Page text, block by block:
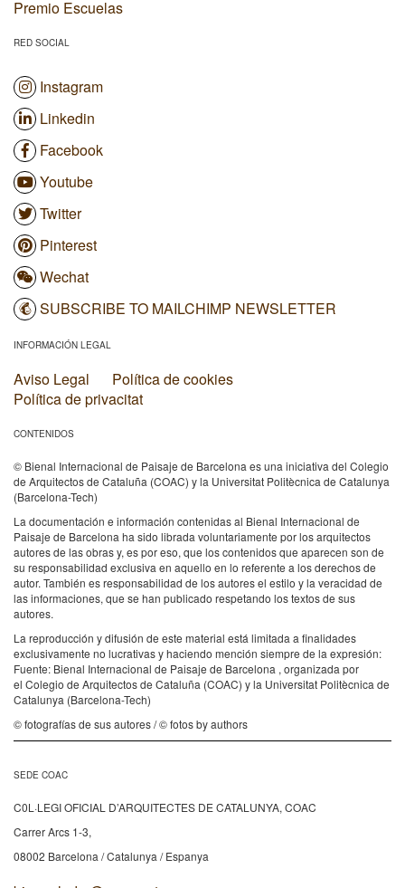
Premio Escuelas
RED SOCIAL
Instagram
Linkedin
Facebook
Youtube
Twitter
Pinterest
Wechat
SUBSCRIBE TO MAILCHIMP NEWSLETTER
INFORMACIÓN LEGAL
Aviso Legal
Política de cookies
Política de privacitat
CONTENIDOS
© Bienal Internacional de Paisaje de Barcelona es una iniciativa del Colegio
de Arquitectos de Cataluña (COAC) y la Universitat Politècnica de Catalunya
(Barcelona-Tech)
La documentación e información contenidas al Bienal Internacional de
Paisaje de Barcelona ha sido librada voluntariamente por los arquitectos
autores de las obras y, es por eso, que los contenidos que aparecen son de
su responsabilidad exclusiva en aquello en lo referente a los derechos de
autor. También es responsabilidad de los autores el estilo y la veracidad de
las informaciones, que se han publicado respetando los textos de sus
autores.
La reproducción y difusión de este material está limitada a finalidades
exclusivamente no lucrativas y haciendo mención siempre de la expresión:
Fuente: Bienal Internacional de Paisaje de Barcelona , organizada por
el Colegio de Arquitectos de Cataluña (COAC) y la Universitat Politècnica de
Catalunya (Barcelona-Tech)
© fotografías de sus autores / © fotos by authors
SEDE COAC
C0L·LEGI OFICIAL D’ARQUITECTES DE CATALUNYA, COAC
Carrer Arcs 1-3,
08002 Barcelona / Catalunya / Espanya